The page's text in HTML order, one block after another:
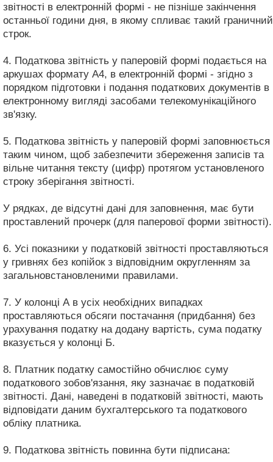
звітності в електронній формі - не пізніше закінчення
останньої години дня, в якому спливає такий граничний
строк.
4. Податкова звітність у паперовій формі подається на
аркушах формату А4, в електронній формі - згідно з
порядком підготовки і подання податкових документів в
електронному вигляді засобами телекомунікаційного
зв'язку.
5. Податкова звітність у паперовій формі заповнюється
таким чином, щоб забезпечити збереження записів та
вільне читання тексту (цифр) протягом установленого
строку зберігання звітності.
У рядках, де відсутні дані для заповнення, має бути
проставлений прочерк (для паперової форми звітності).
6. Усі показники у податковій звітності проставляються
у гривнях без копійок з відповідним округленням за
загальновстановленими правилами.
7. У колонці А в усіх необхідних випадках
проставляються обсяги постачання (придбання) без
урахування податку на додану вартість, сума податку
вказується у колонці Б.
8. Платник податку самостійно обчислює суму
податкового зобов'язання, яку зазначає в податковій
звітності. Дані, наведені в податковій звітності, мають
відповідати даним бухгалтерського та податкового
обліку платника.
9. Податкова звітність повинна бути підписана: